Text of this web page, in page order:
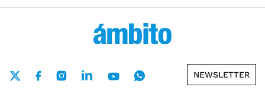
NEWSLETTER